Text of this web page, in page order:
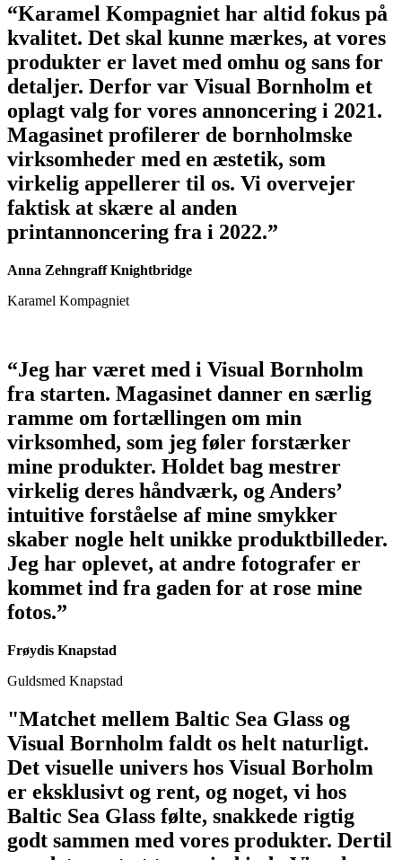
“Karamel Kompagniet har altid fokus på
kvalitet. Det skal kunne mærkes, at vores
produkter er lavet med omhu og sans for
detaljer. Derfor var Visual Bornholm et
oplagt valg for vores annoncering i 2021.
Magasinet profilerer de bornholmske
virksomheder med en æstetik, som
virkelig appellerer til os. Vi overvejer
faktisk at skære al anden
printannoncering fra i 2022.”
Anna Zehngraff Knightbridge
Karamel Kompagniet
“Jeg har været med i Visual Bornholm
fra starten. Magasinet danner en særlig
ramme om fortællingen om min
virksomhed, som jeg føler forstærker
mine produkter. Holdet bag mestrer
virkelig deres håndværk, og Anders’
intuitive forståelse af mine smykker
skaber nogle helt unikke produktbilleder.
Jeg har oplevet, at andre fotografer er
kommet ind fra gaden for at rose mine
fotos.”
Frøydis Knapstad
Guldsmed Knapstad
"Matchet mellem Baltic Sea Glass og
Visual Bornholm faldt os helt naturligt.
Det visuelle univers hos Visual Borholm
er eksklusivt og rent, og noget, vi hos
Baltic Sea Glass følte, snakkede rigtig
godt sammen med vores produkter. Dertil